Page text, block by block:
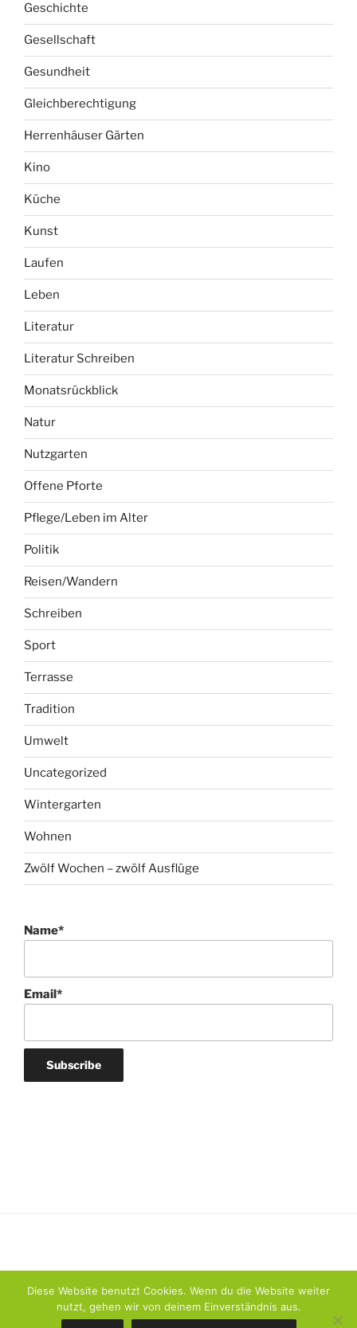
Geschichte
Gesellschaft
Gesundheit
Gleichberechtigung
Herrenhäuser Gärten
Kino
Küche
Kunst
Laufen
Leben
Literatur
Literatur Schreiben
Monatsrückblick
Natur
Nutzgarten
Offene Pforte
Pflege/Leben im Alter
Politik
Reisen/Wandern
Schreiben
Sport
Terrasse
Tradition
Umwelt
Uncategorized
Wintergarten
Wohnen
Zwölf Wochen – zwölf Ausflüge
Name*
Email*
Diese Website benutzt Cookies. Wenn du die Website weiter
nutzt, gehen wir von deinem Einverständnis aus.